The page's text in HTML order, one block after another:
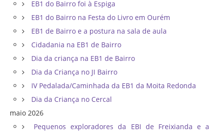
EB1 do Bairro foi à Espiga
EB1 do Bairro na Festa do Livro em Ourém
EB1 de Bairro e a postura na sala de aula
Cidadania na EB1 de Bairro
Dia da criança na EB1 de Bairro
Dia da Criança no JI Bairro
IV Pedalada/Caminhada da EB1 da Moita Redonda
Dia da Criança no Cercal
maio 2026
Pequenos exploradores da EBI de Freixianda e a